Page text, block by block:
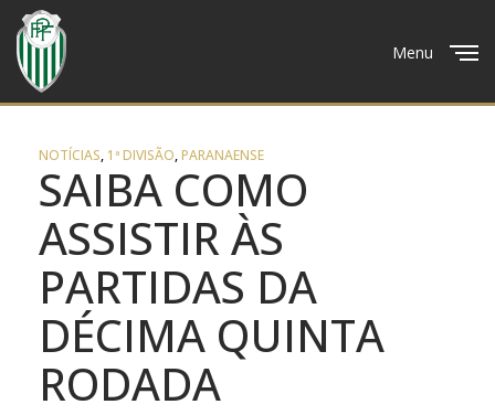
Menu
NOTÍCIAS, 1ª DIVISÃO,PARANAENSE
SAIBA COMO
ASSISTIR ÀS
PARTIDAS DA
DÉCIMA QUINTA
RODADA